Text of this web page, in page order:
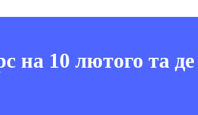
на 10 лютого та де